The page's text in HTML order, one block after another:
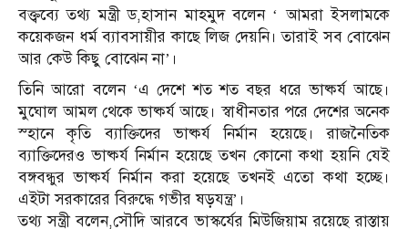
বক্ত্বব্যে তথ্য মন্ত্রী ড,হাসান মাহমুদ বলেন ‘ আমরা ইসলামকে
কয়েকজন ধর্ম ব্যাবসায়ীর কাছে লিজ দেয়নি। তারাই সব বোঝেন
আর কেউ কিছু বোঝেন না’।
তিনি আরো বলেন ‘এ দেশে শত শত বছর ধরে ভাষ্কর্য আছে।
মুঘোল আমল থেকে ভাষ্কর্য আছে। স্বাধীনতার পরে দেশের অনেক
স্হানে কৃতি ব্যাক্তিদের ভাষ্কর্য নির্মান হয়েছে। রাজনৈতিক
ব্যাক্তিদেরও ভাষ্কর্য নির্মান হয়েছে তখন কোনো কথা হয়নি যেই
বঙ্গবন্ধুর ভাষ্কর্য নির্মান করা হয়েছে তখনই এতো কথা হচ্ছে।
এইটা সরকারের বিরুদ্ধে গভীর ষড়যন্ত্র’।
তথ্য সন্ত্রী বলেন,সৌদি আরবে ভাস্কর্যের মিউজিয়াম রয়েছে রাস্তায়